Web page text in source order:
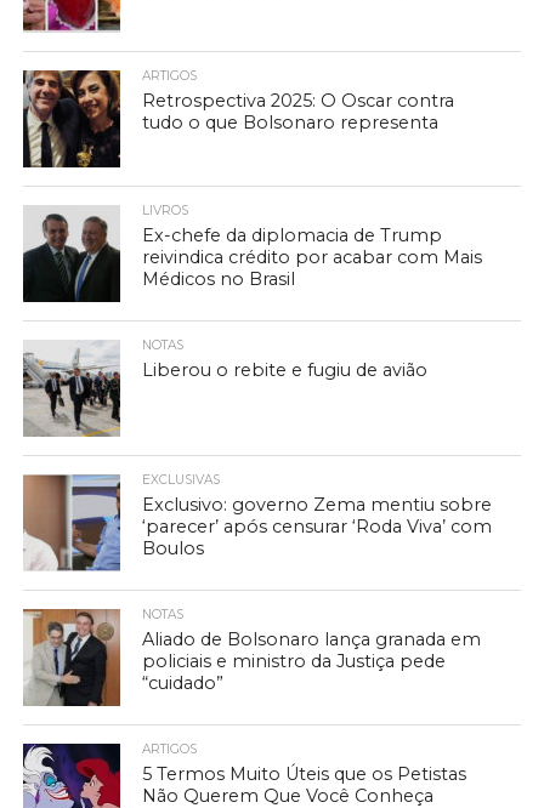
ARTIGOS
Retrospectiva 2025: O Oscar contra
tudo o que Bolsonaro representa
LIVROS
Ex-chefe da diplomacia de Trump
reivindica crédito por acabar com Mais
Médicos no Brasil
NOTAS
Liberou o rebite e fugiu de avião
EXCLUSIVAS
Exclusivo: governo Zema mentiu sobre
‘parecer’ após censurar ‘Roda Viva’ com
Boulos
NOTAS
Aliado de Bolsonaro lança granada em
policiais e ministro da Justiça pede
“cuidado”
ARTIGOS
5 Termos Muito Úteis que os Petistas
Não Querem Que Você Conheça